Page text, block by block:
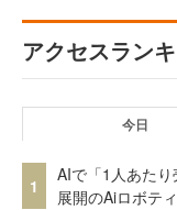
アクセスラン
今日
1
AIで「1人あたり
展開のAiロボテ